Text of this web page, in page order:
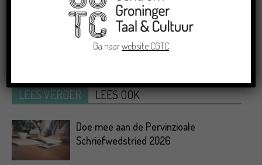
LEES VERDER LEES OOK
Doe mee aan de Pervinzioale
Schriefwedstried 2026
Ga naarwebsite CGTC